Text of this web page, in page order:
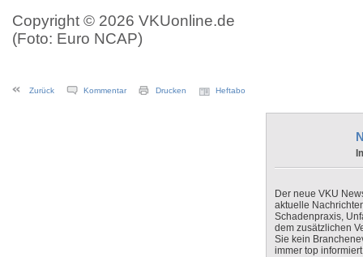
Copyright © 2026 VKUonline.de
(Foto: Euro NCAP)
Zurück Kommentar Drucken Heftabo
Der neue VKU
aktuelle
Schadenpraxis,
dem zusätzlichen
Sie kein
immer top